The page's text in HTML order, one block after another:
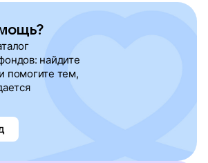
найдите
помогите тем,